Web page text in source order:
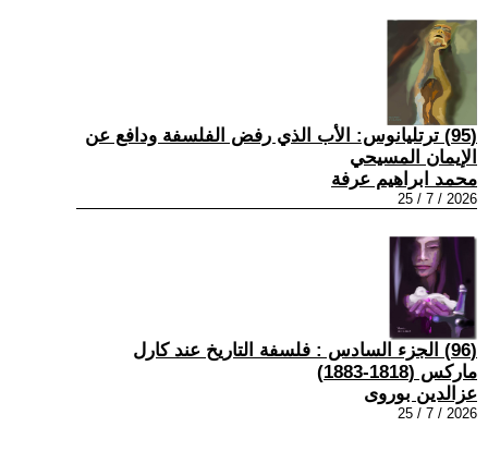
(95) ترتليانوس: الأب الذي رفض الفلسفة ودافع عن
الإيمان المسيحي
محمد ابراهيم عرفة
2026 / 7 / 25
(96) الجزء السادس : فلسفة التاريخ عند كارل
ماركس (1818-1883)
عزالدين بوروى
2026 / 7 / 25